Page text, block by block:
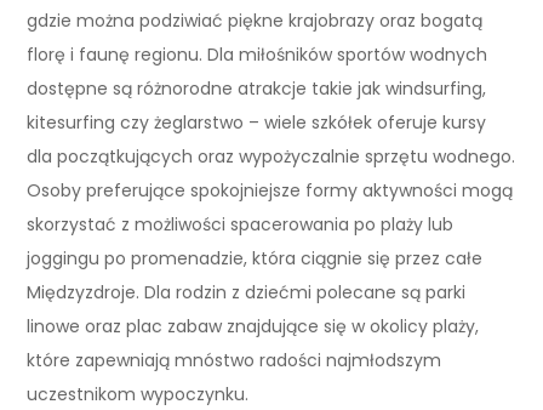
gdzie można podziwiać piękne krajobrazy oraz bogatą
florę i faunę regionu. Dla miłośników sportów wodnych
dostępne są różnorodne atrakcje takie jak windsurfing,
kitesurfing czy żeglarstwo – wiele szkółek oferuje kursy
dla początkujących oraz wypożyczalnie sprzętu wodnego.
Osoby preferujące spokojniejsze formy aktywności mogą
skorzystać z możliwości spacerowania po plaży lub
joggingu po promenadzie, która ciągnie się przez całe
Międzyzdroje. Dla rodzin z dziećmi polecane są parki
linowe oraz plac zabaw znajdujące się w okolicy plaży,
które zapewniają mnóstwo radości najmłodszym
uczestnikom wypoczynku.